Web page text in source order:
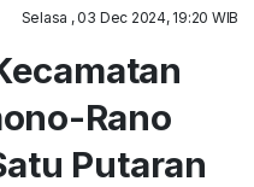
Selasa , 03 Dec 2024, 19:20 WIB
Rano
Putaran